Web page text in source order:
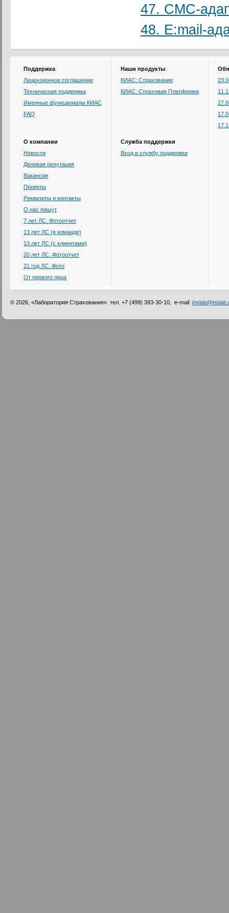
47. СМС-
48. E:mail-
Поддержка
Лицензионное соглашение
Техническая поддержка
Именные функционалы КИАС
FAQ
Наши продукты
КИАС: Страхование
КИАС: Страховая Платформа
О компании
Новости
Деловая репутация
Вакансии
Проекты
Реквизиты и контакты
О нас пишут
7 лет ЛС. Фотоотчет
13 лет ЛС (в команде)
13 лет ЛС (с клиентами)
20 лет ЛС. Фотоотчет
21 год ЛС. Фото
От первого лица
Служба поддержки
Вход в службу поддержки
© 2026, «Лаборатория Страхования». тел. +7 (499) 393-30-10, e-mail: